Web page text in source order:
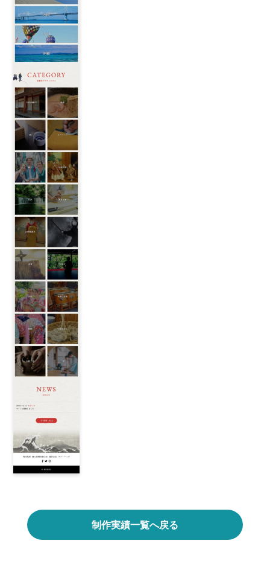
制作実績一覧へ戻る